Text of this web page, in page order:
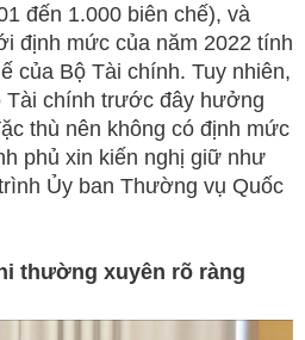
đến 1.000 biên chế), và
định mức của năm 2022 tính
của Bộ Tài chính. Tuy nhiên,
Tài chính trước đây hưởng
thù nên không có định mức
phủ xin kiến nghị giữ như
Ủy ban Thường vụ Quốc
thường xuyên rõ ràng